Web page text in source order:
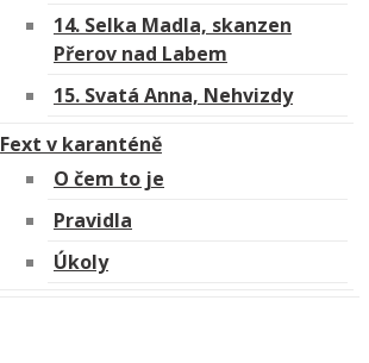
14. Selka Madla, skanzen
Přerov nad Labem
15. Svatá Anna, Nehvizdy
Fext v karanténě
O čem to je
Pravidla
Úkoly